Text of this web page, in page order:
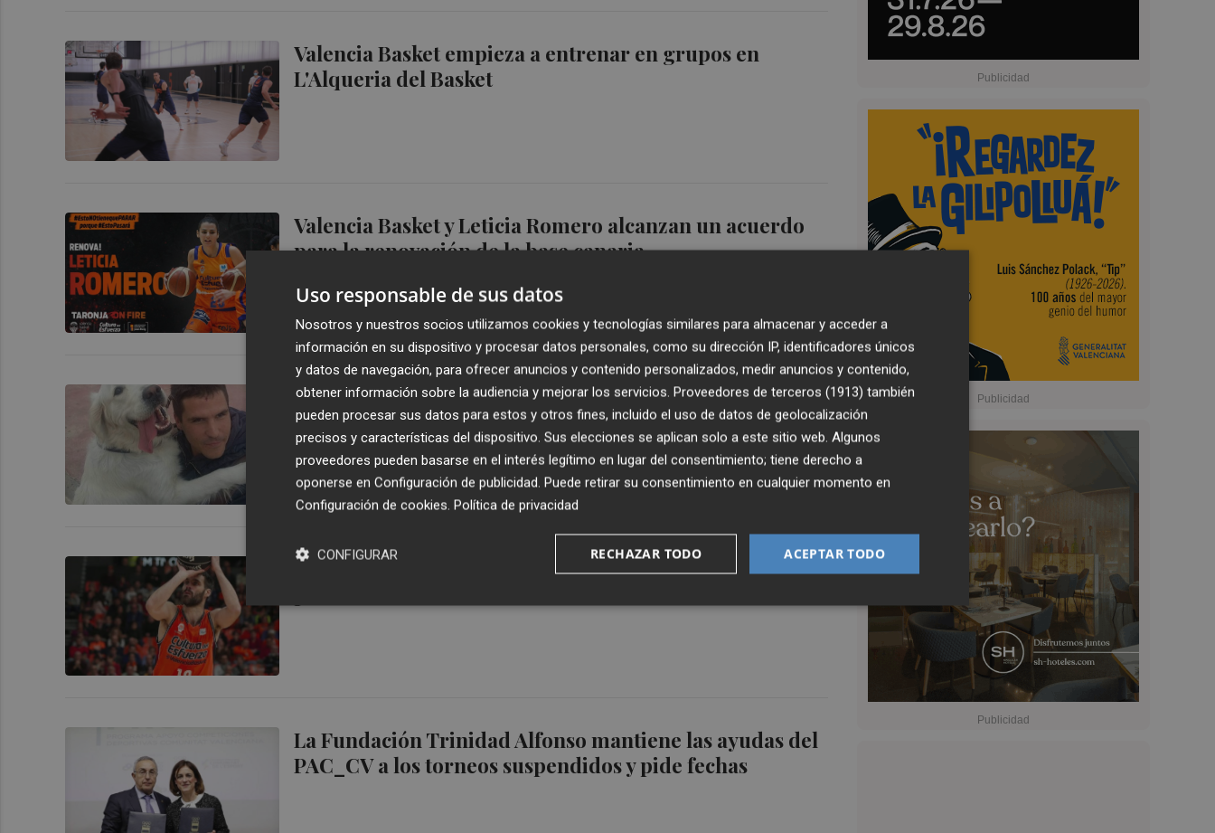
Valencia Basket empieza a entrenar en grupos en
L'Alqueria del Basket
Valencia Basket y Leticia Romero alcanzan un acuerdo
para la renovación de la base canaria
Un parón para saborear los éxitos
San Emeterio: "Somos afortunados de tener L'Alqueria,
La Fundación Trinidad Alfonso mantiene las ayudas del
PAC_CV a los torneos suspendidos y pide fechas
Uso responsable de sus datos
Nosotros y nuestros socios utilizamos cookies y tecnologías similares para almacenar y acceder a
información en su dispositivo y procesar datos personales, como su dirección IP, identificadores únicos
y datos de navegación, para ofrecer anuncios y contenido personalizados, medir anuncios y contenido,
obtener información sobre la audiencia y mejorar los servicios. Proveedores de terceros (1913) también
pueden procesar sus datos para estos y otros fines, incluido el uso de datos de geolocalización
precisos y características del dispositivo. Sus elecciones se aplican solo a este sitio web. Algunos
proveedores pueden basarse en el interés legítimo en lugar del consentimiento; tiene derecho a
oponerse en Configuración de publicidad. Puede retirar su consentimiento en cualquier momento en
Configuración de cookies. Política de privacidad
ACEPTAR TODO
RECHAZAR TODO
CONFIGURAR